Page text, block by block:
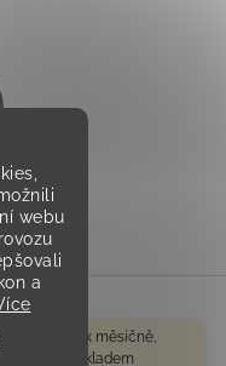
webu
a
cca 1-2x měsíčně,
které není skladem